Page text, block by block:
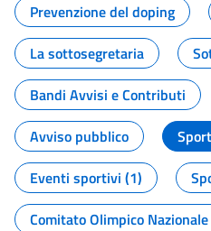
Prevenzione del doping
La sottosegretaria
Bandi Avvisi e Contributi
Avviso pubblico
Eventi sportivi (1)
Comitato Olimpico